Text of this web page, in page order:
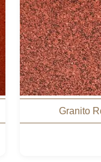
Granito